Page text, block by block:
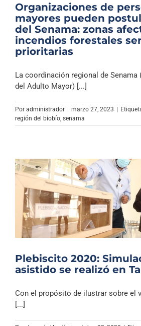
Organizaciones de
mayores pueden
del Senama: zonas
incendios forestales
prioritarias
La coordinación regional de Senama
del Adulto Mayor) [...]
Por administrador | marzo 27, 2023 |
región del biobío senama
Plebiscito 2020:
asistido se realizó en
Con el propósito de ilustrar sobre el
[...]